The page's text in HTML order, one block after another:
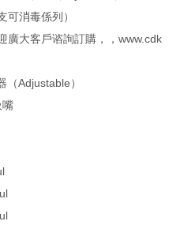
可消毒係列）
大客戶谘詢訂購，，www.cdk
（Adjustable）